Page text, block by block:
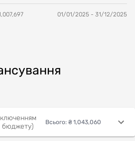
01/01/2025 - 31/12/2025
бюджету)
Всього: ₴ 1,043,060